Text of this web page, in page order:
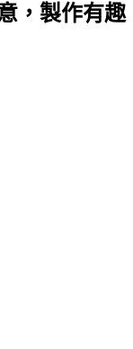
，製作有趣